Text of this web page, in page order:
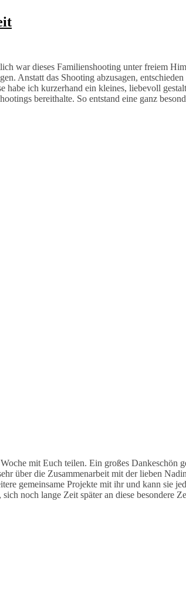
war dieses Familienshooting unter freiem
Anstatt das Shooting abzusagen,
ich kurzerhand ein kleines, liebevoll
bereithalte. So entstand eine ganz
mit Euch teilen. Ein großes Dankeschön
über die Zusammenarbeit mit der lieben
gemeinsame Projekte mit ihr und kann sie
noch lange Zeit später an diese besondere